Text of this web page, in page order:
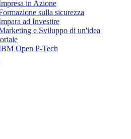
in Azione
sulla sicurezza
ad Investire
e Sviluppo di un'idea
Open P-Tech